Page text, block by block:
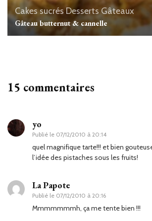
Cakes sucrés DessertsGâteaux
Gâteau butternut & cannelle
15 commentaires
yo
Publié le 07/12/2010 à 20:14
quel magnifique tarte!!! et bien
l’idée des pistaches sous les fruits!
La Papote
Publié le 07/12/2010 à 20:16
Mmmmmmmh, ça me tente bien !!!